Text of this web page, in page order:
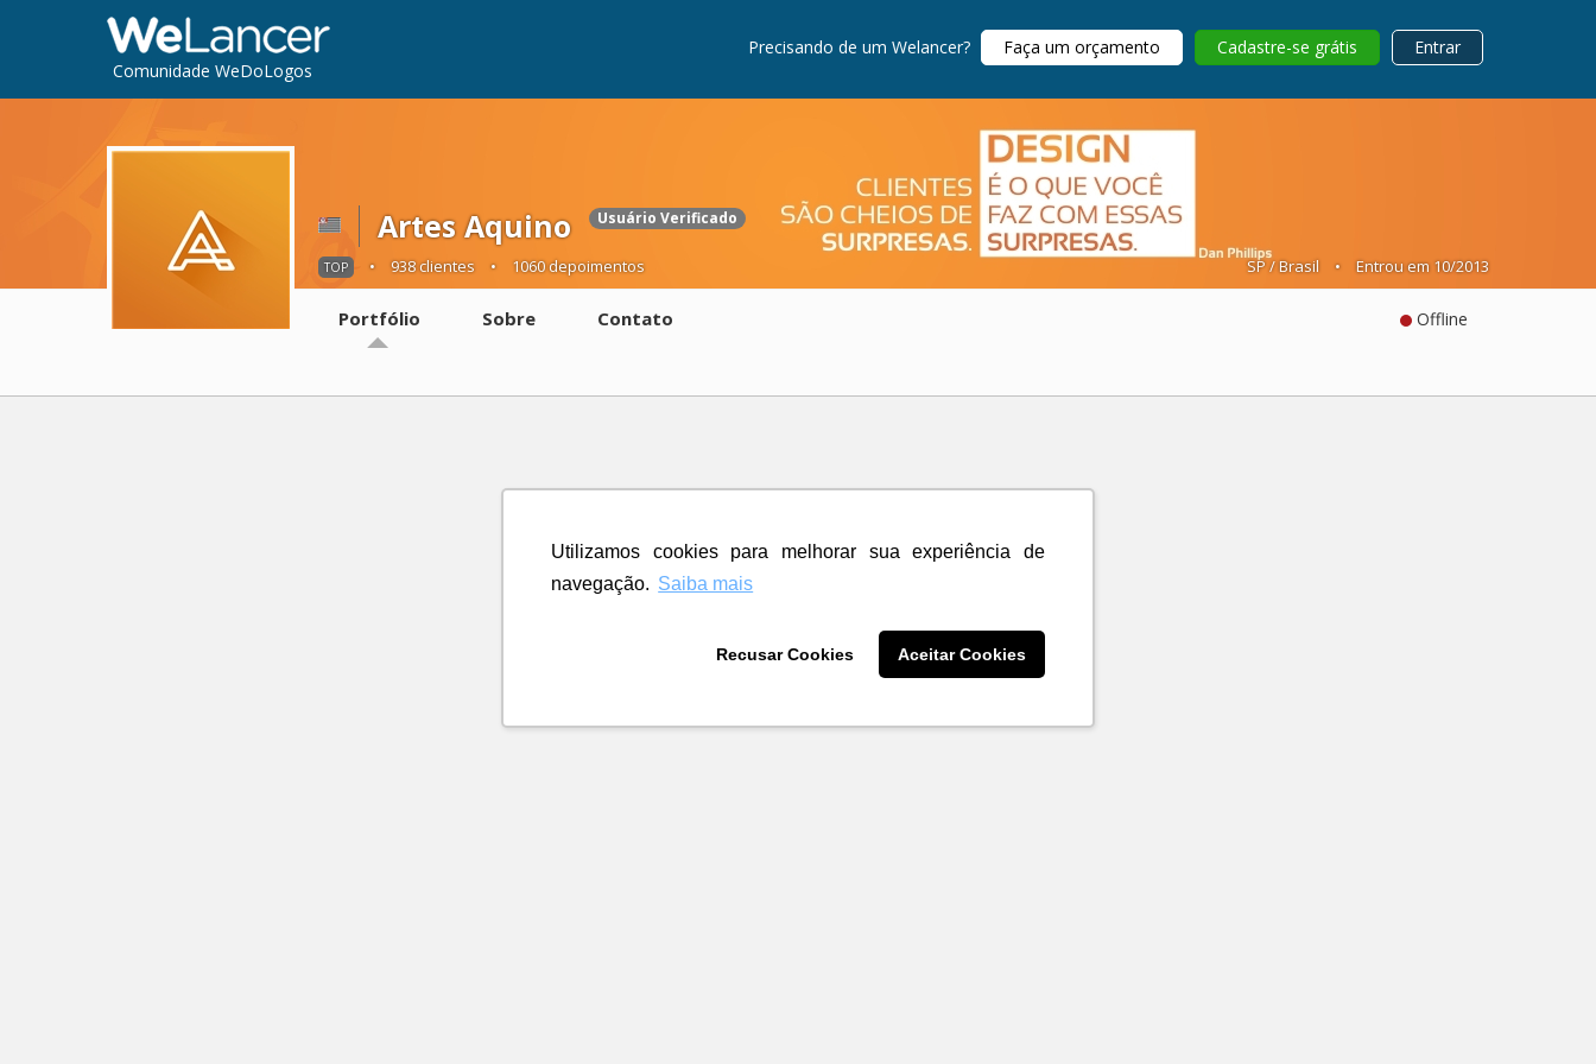
Utilizamos cookies para melhorar sua experiência de
navegação. Saiba mais
Recusar Cookies Aceitar Cookies
Comunidade WeDoLogos
Precisando de um Welancer? Faça um orçamento Cadastre-se grátis Entrar
Artes Aquino Usuário Verificado
TOP • 938 clientes • 1060 depoimentos SP / Brasil • Entrou em 10/2013
Portfólio Sobre Contato Offline